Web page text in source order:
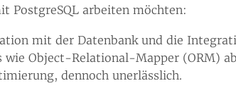
PostgreSQL arbeiten möchten:
mit der Datenbank und die
wie Object-Relational-Mapper (ORM)
dennoch unerlässlich.